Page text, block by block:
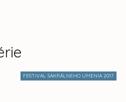
FESTIVAL SAKRÁLNEHO UMENIA 2017